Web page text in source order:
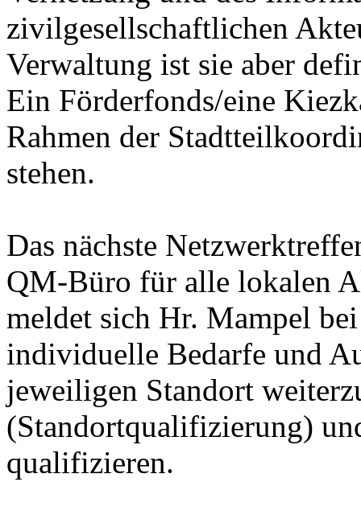
zivilgesellschaftlichen
Verwaltung ist sie aber
Ein Förderfonds/eine
Rahmen der
stehen.
Das nächste
QM-Büro für alle lokalen
meldet sich Hr. Mampel
individuelle Bedarfe und
jeweiligen Standort
(Standortqualifizierung)
qualifizieren.